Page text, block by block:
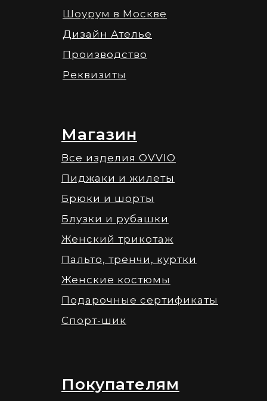
Шоурум в Москве
Дизайн Ателье
Производство
Реквизиты
Покупателям
Все изделия OVVIO
Пиджаки и жилеты
Брюки и шорты
Блузки и рубашки
Женский трикотаж
Пальто, тренчи, куртки
Женские костюмы
Подарочные сертификаты
Спорт-шик
Магазин